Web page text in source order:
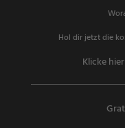
Hol dir jetzt die
Klicke